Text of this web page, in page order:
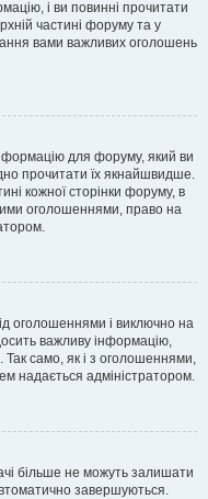
і ви повинні прочитати
частині форуму та у
вами важливих оголошень
для форуму, який ви
прочитати їх якнайшвидше.
кожної сторінки форуму, в
оголошеннями, право на
оголошеннями і виключно на
важливу інформацію,
само, як і з оголошеннями,
надається адміністратором.
більше не можуть залишати
завершуються.